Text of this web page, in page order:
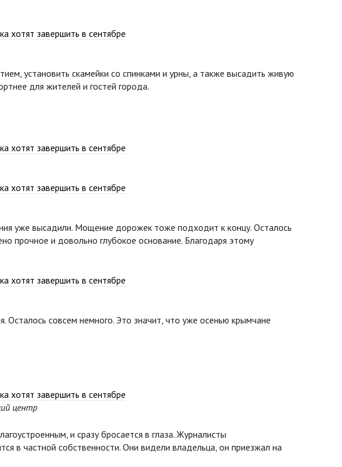
установить скамейки со спинками и урны, а также высадить живую
для жителей и гостей города.
уже высадили. Мощение дорожек тоже подходит к концу. Осталось
прочное и довольно глубокое основание. Благодаря этому
совсем немного. Это значит, что уже осенью крымчане
центр
и сразу бросается в глаза. Журналисты
в частной собственности. Они видели владельца, он приезжал на